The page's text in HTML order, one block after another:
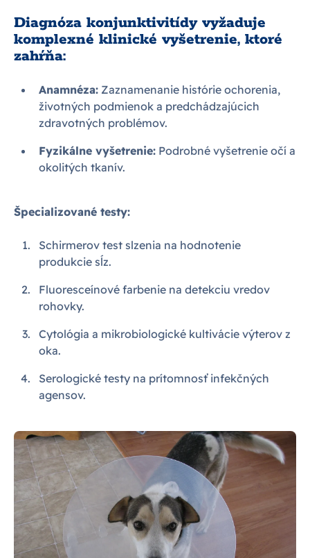
Diagnóza konjunktivitídy vyžaduje
komplexné klinické vyšetrenie, ktoré
zahŕňa:
Anamnéza: Zaznamenanie histórie ochorenia,
životných podmienok a predchádzajúcich
zdravotných problémov.
Fyzikálne vyšetrenie: Podrobné vyšetrenie očí a
okolitých tkanív.
Špecializované testy:
Schirmerov test slzenia na hodnotenie
produkcie sĺz.
Fluoresceínové farbenie na detekciu vredov
rohovky.
Cytológia a mikrobiologické kultivácie výterov z
oka.
Serologické testy na prítomnosť infekčných
agensov.